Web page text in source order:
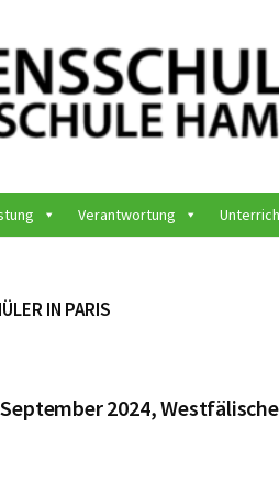
Verantwortung
IN PARIS
2024,